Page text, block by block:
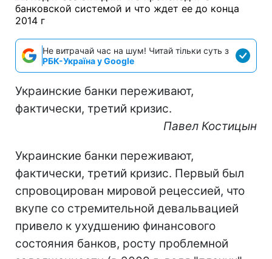
Не витрачай час на шум! Читай тільки суть з
РБК-Україна у Google
Украинские банки переживают,
фактически, третий кризис.
Павел Костицын
Украинские банки переживают,
фактически, третий кризис. Первый был
спровоцирован мировой рецессией, что
вкупе со стремительной девальвацией
привело к ухудшению финансового
состояния банков, росту проблемной